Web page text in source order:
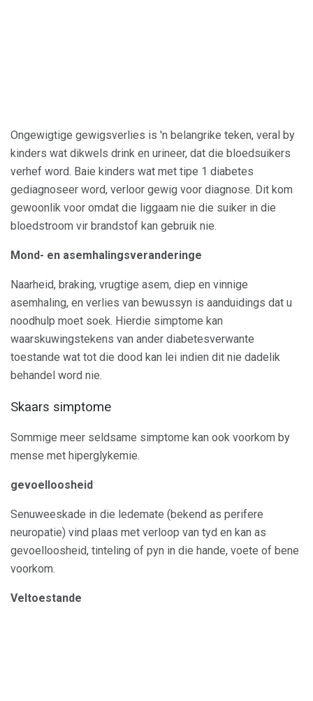
Ongewigtige gewigsverlies is 'n belangrike teken, veral by
kinders wat dikwels drink en urineer, dat die bloedsuikers
verhef word. Baie kinders wat met tipe 1 diabetes
gediagnoseer word, verloor gewig voor diagnose. Dit kom
gewoonlik voor omdat die liggaam nie die suiker in die
bloedstroom vir brandstof kan gebruik nie.
Mond- en asemhalingsveranderinge
Naarheid, braking, vrugtige asem, diep en vinnige
asemhaling, en verlies van bewussyn is aanduidings dat u
noodhulp moet soek. Hierdie simptome kan
waarskuwingstekens van ander diabetesverwante
toestande wat tot die dood kan lei indien dit nie dadelik
behandel word nie.
Skaars simptome
Sommige meer seldsame simptome kan ook voorkom by
mense met hiperglykemie.
gevoelloosheid
Senuweeskade in die ledemate (bekend as perifere
neuropatie) vind plaas met verloop van tyd en kan as
gevoelloosheid, tinteling of pyn in die hande, voete of bene
voorkom.
Veltoestande